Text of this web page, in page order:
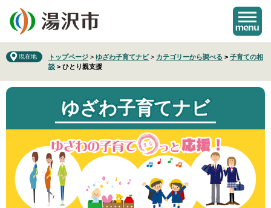
の
先
で
す
ー
を
ば
し
現在地 トップページ > ゆざわ子育てナビ > カテゴリーから調べる > 子育ての相
談 > ひとり親支援
ゆざわ子育てナビ